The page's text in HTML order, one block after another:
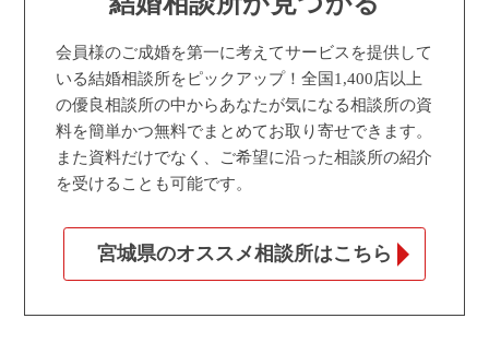
会員様のご成婚を第一に考えてサービスを提供して
いる結婚相談所をピックアップ！全国1,400店以上
の優良相談所の中からあなたが気になる相談所の資
料を簡単かつ無料でまとめてお取り寄せできます。
また資料だけでなく、ご希望に沿った相談所の紹介
を受けることも可能です。
宮城県のオススメ相談所はこちら